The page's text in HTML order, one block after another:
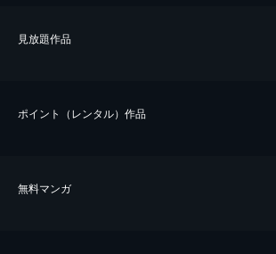
⾒放題作品
ポイント（レンタル）作品
無料マンガ